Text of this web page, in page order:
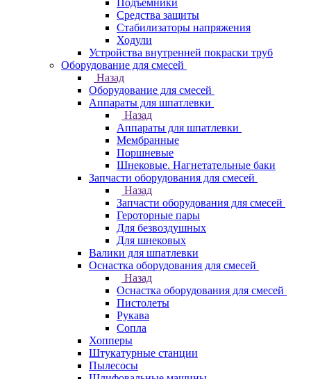
Подъемники
Средства защиты
Стабилизаторы напряжения
Ходули
Устройства внутренней покраски труб
Оборудование для смесей
Назад
Оборудование для смесей
Аппараты для шпатлевки
Назад
Аппараты для шпатлевки
Мембранные
Поршневые
Шнековые. Нагнетательные баки
Запчасти оборудования для смесей
Назад
Запчасти оборудования для смесей
Героторные пары
Для безвоздушных
Для шнековых
Валики для шпатлевки
Оснастка оборудования для смесей
Назад
Оснастка оборудования для смесей
Пистолеты
Рукава
Сопла
Хопперы
Штукатурные станции
Пылесосы